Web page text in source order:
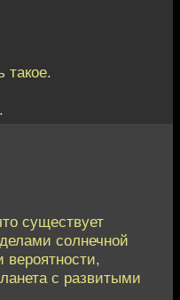
такое.
существует
солнечной
с развитыми